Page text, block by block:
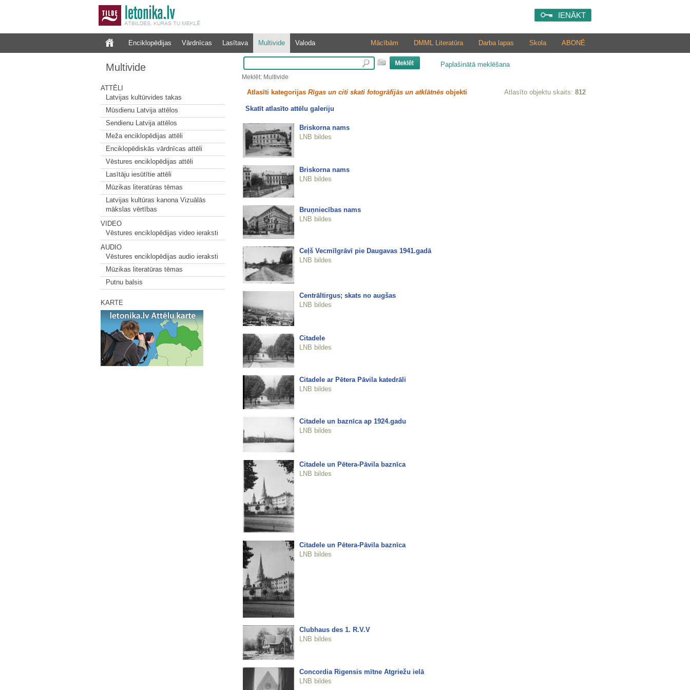
IENĀKT
Enciklopēdijas Vārdnīcas Lasītava Multivide Valoda ABONĒ
Skola
Darba lapas
DMML Literatūra
Mācībām
Multivide
ATTĒLI
Latvijas kultūrvides takas
Mūsdienu Latvija attēlos
Sendienu Latvija attēlos
Meža enciklopēdijas attēli
Enciklopēdiskās vārdnīcas attēli
Vēstures enciklopēdijas attēli
Lasītāju iesūtītie attēli
Mūzikas literatūras tēmas
Latvijas kultūras kanona Vizuālās
mākslas vērtības
VIDEO
Vēstures enciklopēdijas video ieraksti
AUDIO
Vēstures enciklopēdijas audio ieraksti
Mūzikas literatūras tēmas
Putnu balsis
KARTE
Paplašinātā meklēšana
Meklēt: Multivide
Atlasīti kategorijas Rīgas un citi skati fotogrāfijās un atklātnēsobjekti Atlasīto objektu skaits: 812
Skatīt atlasīto attēlu galeriju
Briskorna nams
LNB bildes
Briskorna nams
LNB bildes
Bruņniecības nams
LNB bildes
Ceļš Vecmīlgrāvī pie Daugavas 1941.gadā
LNB bildes
Centrāltirgus; skats no augšas
LNB bildes
Citadele
LNB bildes
Citadele ar Pētera Pāvila katedrāli
LNB bildes
Citadele un baznīca ap 1924.gadu
LNB bildes
Citadele un Pētera-Pāvila baznīca
LNB bildes
Citadele un Pētera-Pāvila baznīca
LNB bildes
Clubhaus des 1. R.V.V
LNB bildes
Concordia Rigensis mītne Atgriežu ielā
LNB bildes